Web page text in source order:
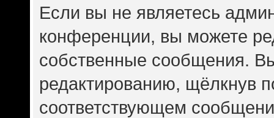
Если вы не являетесь
конференции, вы можете
собственные сообщения.
редактированию, щёлкнув
соответствующем